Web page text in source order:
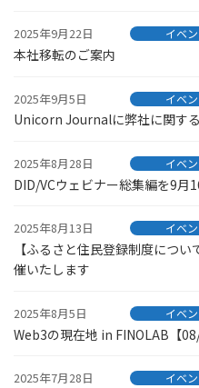
2025年9月22日 イベ
本社移転のご案内
2025年9月5日 イベ
Unicorn Journalに弊社に関す
2025年8月28日 イベ
DID/VCウェビナー総集編を9月
2025年8月13日 イベ
【ふるさと住民登録制度につ
催いたします
2025年8月5日 イベ
Web3の現在地 in FINOLAB【
2025年7月28日 イベ